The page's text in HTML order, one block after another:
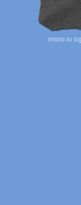
return to